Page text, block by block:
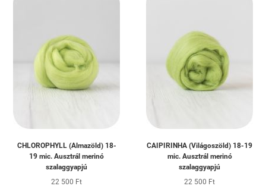
CHLOROPHYLL (Almazöld) 18-
19 mic. Ausztrál merinó
szalaggyapjú
22 500 Ft
CAIPIRINHA (Világoszöld) 18-19
mic. Ausztrál merinó
szalaggyapjú
22 500 Ft